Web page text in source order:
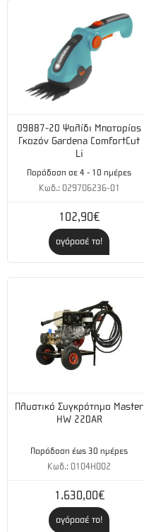
09887-20 Ψαλίδι Μπαταρίας
Γκαζόν Gardena ComfortCut
Li
Παράδοση σε 4 - 10 ημέρες
Κωδ.: 029706236-01
102,90€
αγόρασέ το!
Πλυστικό Συγκρότημα Master
HW 220AR
Παράδοση έως 30 ημέρες
Κωδ.: 0104H002
1.630,00€
αγόρασέ το!